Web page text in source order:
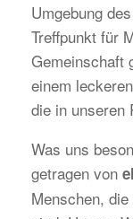
Umgebung
Treffpunkt für
Gemeinschaft
einem
die in unseren
Was uns
getragen von
Menschen,